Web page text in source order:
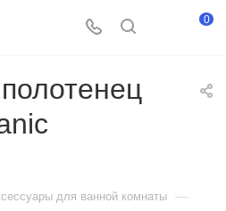
0
для ванной комнаты —